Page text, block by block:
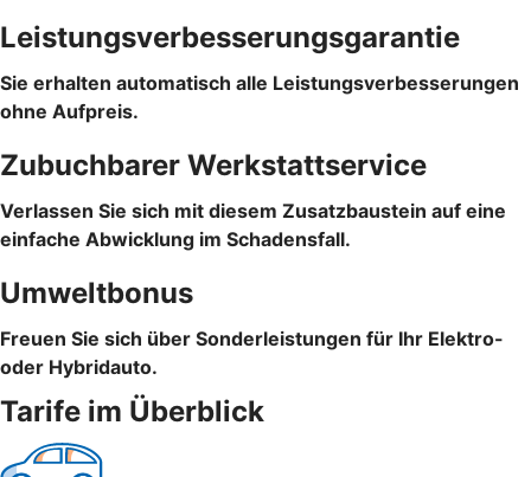
Leistungsverbesserungsgarantie
Sie erhalten automatisch alle Leistungsverbesserungen
ohne Aufpreis.
Zubuchbarer Werkstattservice
Verlassen Sie sich mit diesem Zusatzbaustein auf eine
einfache Abwicklung im Schadensfall.
Umweltbonus
Freuen Sie sich über Sonderleistungen für Ihr Elektro-
oder Hybridauto.
Tarife im Überblick